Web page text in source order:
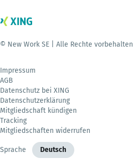
© New Work SE | Alle Rechte vorbehalten
Impressum
AGB
Datenschutz bei XING
Datenschutzerklärung
Mitgliedschaft kündigen
Tracking
Mitgliedschaften widerrufen
Sprache Deutsch